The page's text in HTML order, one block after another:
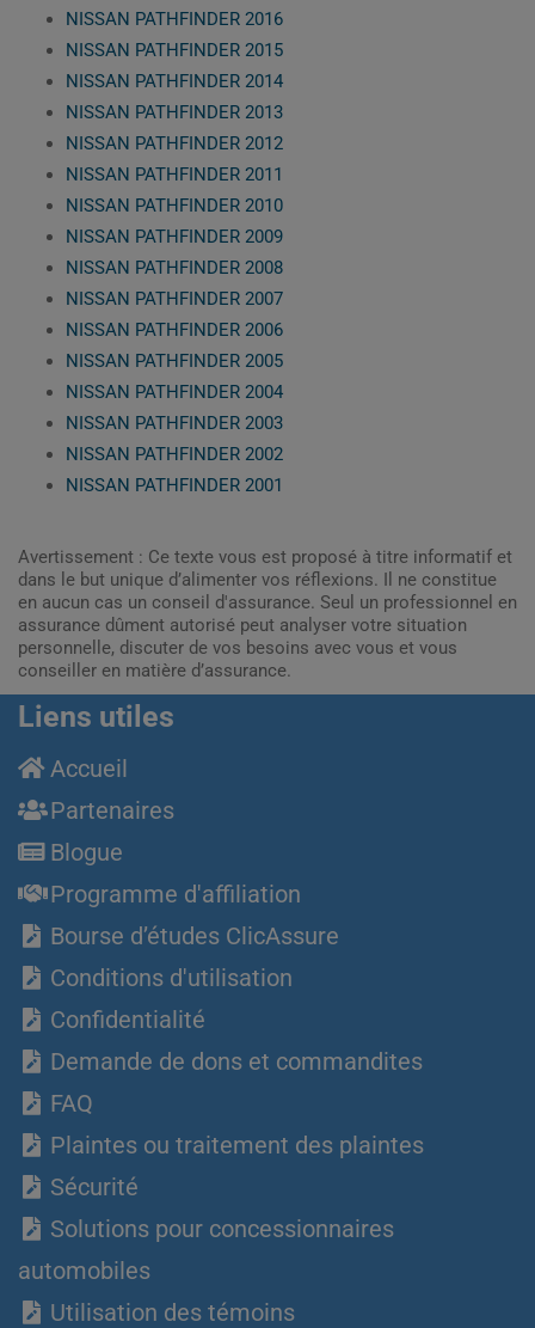
NISSAN PATHFINDER 2016
NISSAN PATHFINDER 2015
NISSAN PATHFINDER 2014
NISSAN PATHFINDER 2013
NISSAN PATHFINDER 2012
NISSAN PATHFINDER 2011
NISSAN PATHFINDER 2010
NISSAN PATHFINDER 2009
NISSAN PATHFINDER 2008
NISSAN PATHFINDER 2007
NISSAN PATHFINDER 2006
NISSAN PATHFINDER 2005
NISSAN PATHFINDER 2004
NISSAN PATHFINDER 2003
NISSAN PATHFINDER 2002
NISSAN PATHFINDER 2001
Avertissement : Ce texte vous est proposé à titre informatif et
dans le but unique d’alimenter vos réflexions. Il ne constitue
en aucun cas un conseil d'assurance. Seul un professionnel en
assurance dûment autorisé peut analyser votre situation
personnelle, discuter de vos besoins avec vous et vous
conseiller en matière d’assurance.
Liens utiles
Accueil
Partenaires
Blogue
Programme d'affiliation
Bourse d’études ClicAssure
Conditions d'utilisation
Confidentialité
Demande de dons et commandites
FAQ
Plaintes ou traitement des plaintes
Sécurité
Solutions pour concessionnaires
automobiles
Utilisation des témoins